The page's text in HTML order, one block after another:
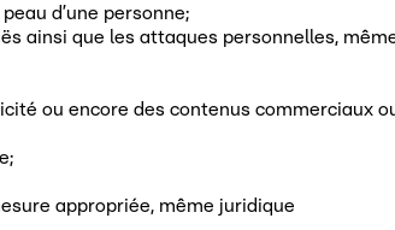
d’une personne;
ainsi que les attaques personnelles,
ou encore des contenus commerciaux
appropriée, même juridique